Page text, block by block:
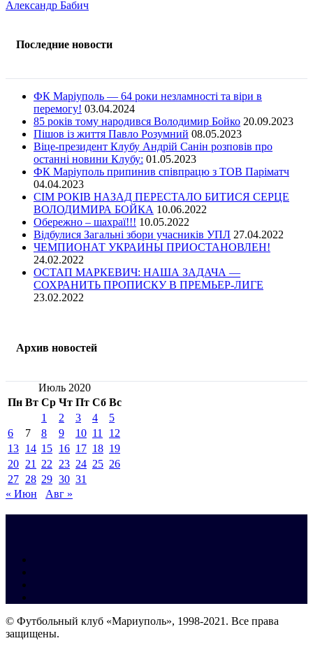
Александр Бабич
Последние новости
ФК Маріуполь — 64 роки незламності та віри в
перемогу! 03.04.2024
85 років тому народився Володимир Бойко 20.09.2023
Пішов із життя Павло Розумний 08.05.2023
Віце-президент Клубу Андрій Санін розповів про
останні новини Клубу: 01.05.2023
ФК Маріуполь припинив співпрацю з ТОВ Паріматч
04.04.2023
СІМ РОКІВ НАЗАД ПЕРЕСТАЛО БИТИСЯ СЕРЦЕ
ВОЛОДИМИРА БОЙКА 10.06.2022
Обережно – шахраї!!! 10.05.2022
Відбулися Загальні збори учасників УПЛ 27.04.2022
ЧЕМПИОНАТ УКРАИНЫ ПРИОСТАНОВЛЕН!
24.02.2022
ОСТАП МАРКЕВИЧ: НАША ЗАДАЧА —
СОХРАНИТЬ ПРОПИСКУ В ПРЕМЬЕР-ЛИГЕ
23.02.2022
Архив новостей
Июль 2020
Пн Вт Ср Чт Пт Сб Вс
1
2 3 4
5
6
7 8 9 10 11
12
13 14 15 16 17 18 19
20 21 22 23 24 25 26
27 28 29 30 31
« Июн
Авг »
© Футбольный клуб «Мариуполь», 1998-2021. Все права
защищены.